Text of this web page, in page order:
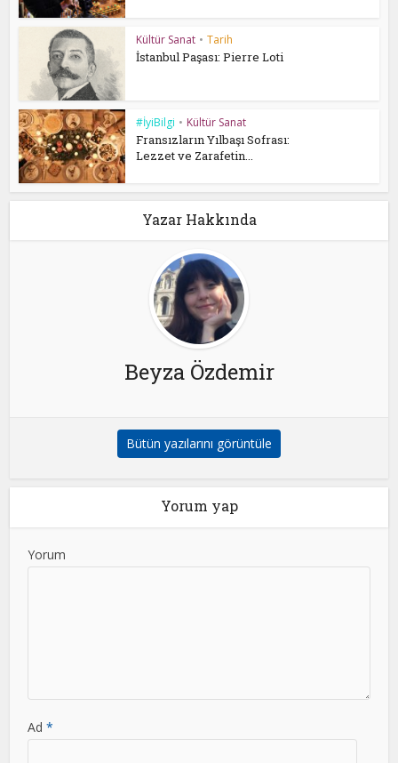
Kültür Sanat • Tarih
İstanbul Paşası: Pierre Loti
#İyiBilgi • Kültür Sanat
Fransızların Yılbaşı Sofrası:
Lezzet ve Zarafetin...
Yazar Hakkında
Beyza Özdemir
Bütün yazılarını görüntüle
Yorum yap
Yorum
Ad*